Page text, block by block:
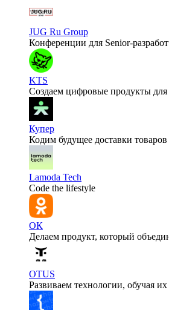
JUG Ru Group
Конференции для Senior-
KTS
Создаем цифровые продукты для
Купер
Кодим будущее доставки товаров
Lamoda Tech
Code the lifestyle
ОК
Делаем продукт, который
OTUS
Развиваем технологии, обучая их